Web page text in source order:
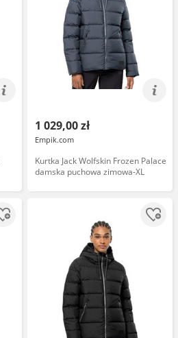
1 029,00 zł
Empik.com
Kurtka Jack Wolfskin Frozen Palace
damska puchowa zimowa-XL